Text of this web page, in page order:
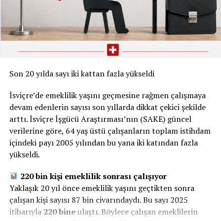
Son 20 yılda sayı iki kattan fazla yükseldi
İsviçre’de emeklilik yaşını geçmesine rağmen çalışmaya
devam edenlerin sayısı son yıllarda dikkat çekici şekilde
arttı. İsviçre İşgücü Araştırması’nın (SAKE) güncel
verilerine göre, 64 yaş üstü çalışanların toplam istihdam
içindeki payı 2005 yılından bu yana iki katından fazla
yükseldi.
220 bin kişi emeklilik sonrası çalışıyor
Yaklaşık 20 yıl önce emeklilik yaşını geçtikten sonra
çalışan kişi sayısı 87 bin civarındaydı. Bu sayı 2025
itibarıyla 220 bineulaştı. Böylece çalışan emeklilerin